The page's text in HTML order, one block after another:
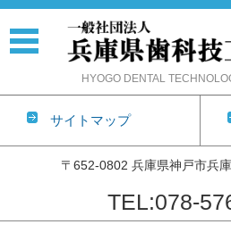
HYOGO DENTAL
サイトマップ
〒652-0802 兵庫県神戸市兵
TEL:078-
コンテンツに移動